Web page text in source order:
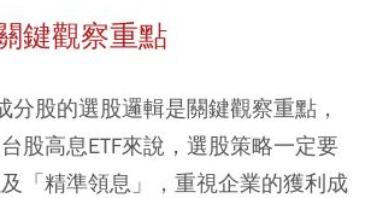
鍵觀察重點
分股的選股邏輯是關鍵觀察重點，
股高息ETF來說，選股策略一定要
及「精準領息」，重視企業的獲利成